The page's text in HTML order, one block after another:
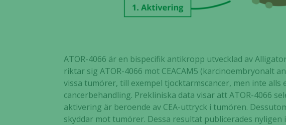
ATOR-4066 är en bispecifik antikropp utvecklad av
riktar sig ATOR-4066 mot CEACAM5 (karcinoembryonalt
vissa tumörer, till exempel tjocktarmscancer, men inte
cancerbehandling. Prekliniska data visar att ATOR-4066
aktivering är beroende av CEA-uttryck i tumören.
skyddar mot tumörer. Dessa resultat publicerades nyligen